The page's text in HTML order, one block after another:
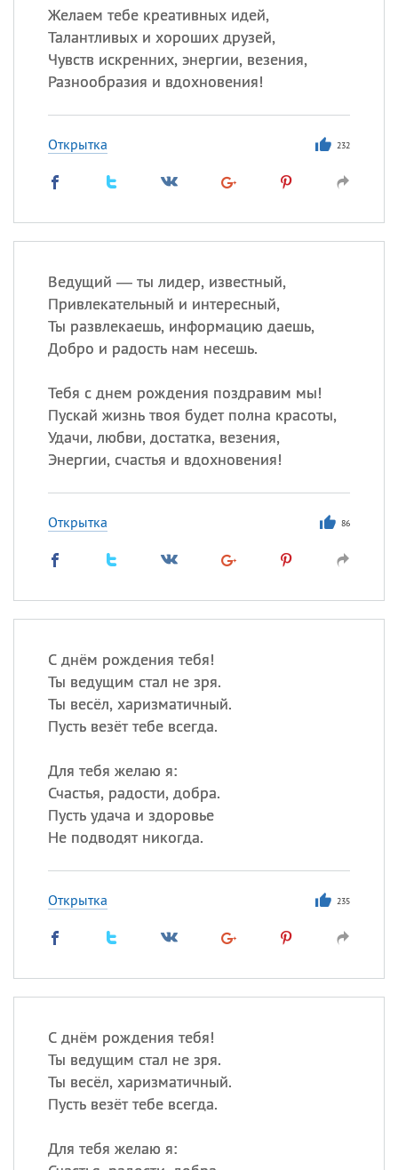
Желаем тебе креативных идей,
Талантливых и хороших друзей,
Чувств искренних, энергии, везения,
Разнообразия и вдохновения!
Открытка 232
Ведущий — ты лидер, известный,
Привлекательный и интересный,
Ты развлекаешь, информацию даешь,
Добро и радость нам несешь.
Тебя с днем рождения поздравим мы!
Пускай жизнь твоя будет полна красоты,
Удачи, любви, достатка, везения,
Энергии, счастья и вдохновения!
Открытка 86
С днём рождения тебя!
Ты ведущим стал не зря.
Ты весёл, харизматичный.
Пусть везёт тебе всегда.
Для тебя желаю я:
Счастья, радости, добра.
Пусть удача и здоровье
Не подводят никогда.
Открытка 235
С днём рождения тебя!
Ты ведущим стал не зря.
Ты весёл, харизматичный.
Пусть везёт тебе всегда.
Для тебя желаю я: